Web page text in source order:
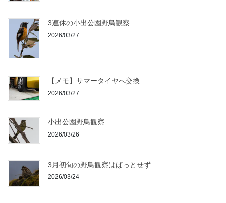
3連休の小出公園野鳥観察
2026/03/27
【メモ】サマータイヤへ交換
2026/03/27
小出公園野鳥観察
2026/03/26
3月初旬の野鳥観察はぱっとせず
2026/03/24